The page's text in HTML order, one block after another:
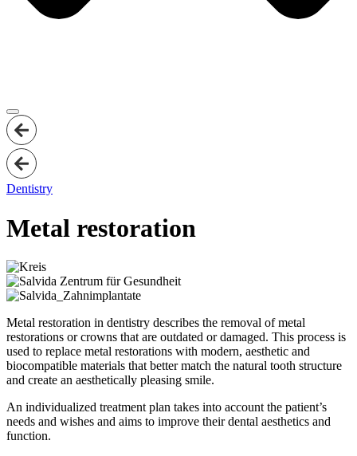
Dentistry
Metal restoration
Metal restoration in dentistry describes the removal of metal
restorations or crowns that are outdated or damaged. This process is
used to replace metal restorations with modern, aesthetic and
biocompatible materials that better match the natural tooth structure
and create an aesthetically pleasing smile.
An individualized treatment plan takes into account the patient’s
needs and wishes and aims to improve their dental aesthetics and
function.